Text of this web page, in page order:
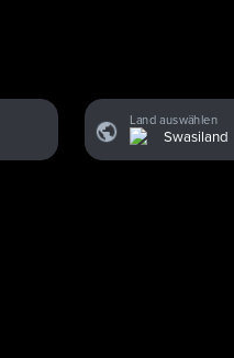
Land auswählen